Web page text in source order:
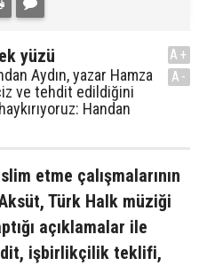
yüzü
Aydın, yazar Hamza
ve tehdit edildiğini
Handan
A+
A-
etme çalışmalarının
Türk Halk müziği
açıklamalar ile
işbirlikçilik teklifi,